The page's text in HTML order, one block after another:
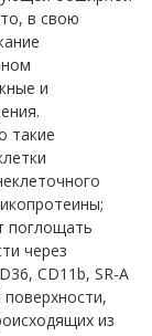
в свою
и
такие
поглощать
через
CD11b, SR-A
из